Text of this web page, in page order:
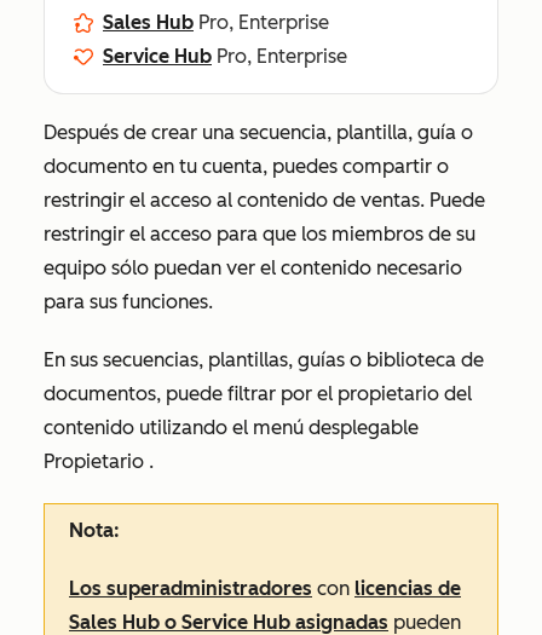
Sales Hub Pro, Enterprise
Service Hub Pro, Enterprise
Después de crear una secuencia, plantilla, guía o
documento en tu cuenta, puedes compartir o
restringir el acceso al contenido de ventas. Puede
restringir el acceso para que los miembros de su
equipo sólo puedan ver el contenido necesario
para sus funciones.
En sus secuencias, plantillas, guías o biblioteca de
documentos, puede filtrar por el propietario del
contenido utilizando el menú desplegable
Propietario .
Nota:
Los superadministradores con licencias de
Sales Hub o Service Hub asignadas pueden